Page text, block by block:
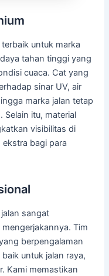
untuk marka
tahan tinggi yang
cuaca. Cat yang
sinar UV, air
marka jalan tetap
Selain itu, material
visibilitas di
bagi para
sangat
Tim
berpengalaman
untuk jalan raya,
Kami memastikan